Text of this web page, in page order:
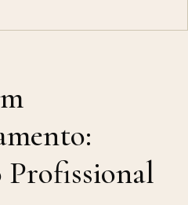
Profissional